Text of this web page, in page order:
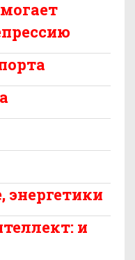
энергетики
и